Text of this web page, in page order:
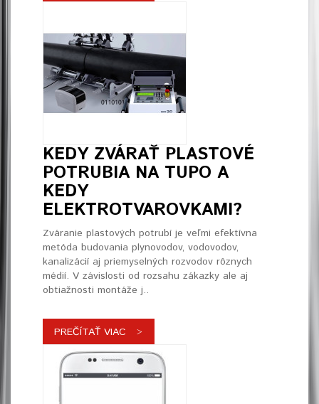
KEDY ZVÁRAŤ PLASTOVÉ
POTRUBIA NA TUPO A
KEDY
ELEKTROTVAROVKAMI?
Zváranie plastových potrubí je veľmi efektívna
metóda budovania plynovodov, vodovodov,
kanalizácií aj priemyselných rozvodov rôznych
médií. V závislosti od rozsahu zákazky ale aj
obtiažnosti montáže j..
PREČÍTAŤ VIAC